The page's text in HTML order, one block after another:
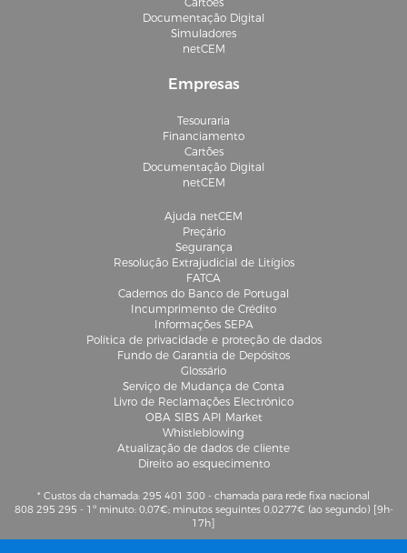
Documentação Digital
Simuladores
netCEM
Empresas
Tesouraria
Financiamento
Cartões
Documentação Digital
netCEM
Ajuda netCEM
Preçário
Segurança
Resolução Extrajudicial de Litígios
FATCA
Cadernos do Banco de Portugal
Incumprimento de Crédito
Informações SEPA
Política de privacidade e proteção de dados
Fundo de Garantia de Depósitos
Glossário
Serviço de Mudança de Conta
Livro de Reclamações Electrónico
OBA SIBS API Market
Whistleblowing
Atualização de dados de cliente
Direito ao esquecimento
* Custos da chamada: 295 401 300 - chamada para rede fixa nacional
808 295 295 - 1º minuto: 0,07€; minutos seguintes 0,0277€ (ao segundo) [9h-
17h]